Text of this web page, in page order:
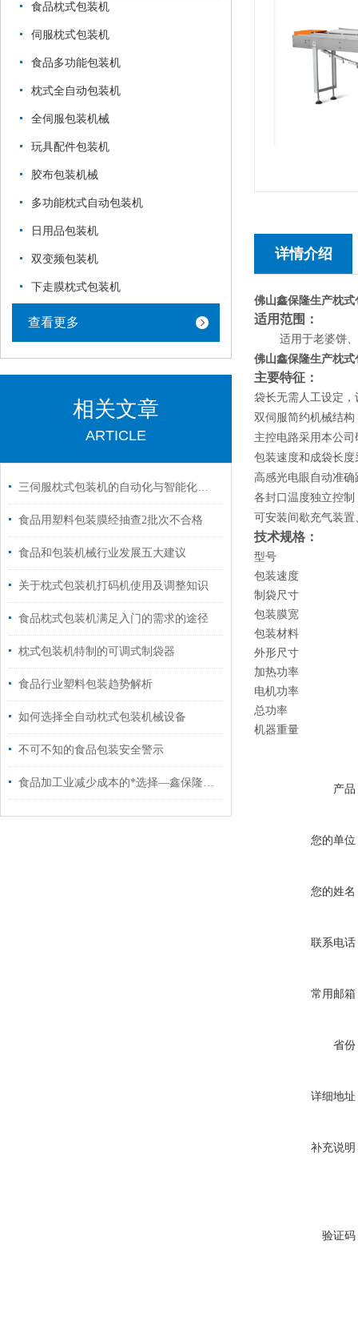
食品枕式包装机
伺服枕式包装机
食品多功能包装机
枕式全自动包装机
全伺服包装机械
玩具配件包装机
胶布包装机械
多功能枕式自动包装机
日用品包装机
双变频包装机
下走膜枕式包装机
查看更多
相关文章
ARTICLE
三伺服枕式包装机的自动化与智能化升级路径
食品用塑料包装膜经抽查2批次不合格
食品和包装机械行业发展五大建议
关于枕式包装机打码机使用及调整知识
食品枕式包装机满足入门的需求的途径
枕式包装机特制的可调式制袋器
食品行业塑料包装趋势解析
如何选择全自动枕式包装机械设备
不可不知的食品包装安全警示
食品加工业减少成本的*选择—鑫保隆包装机械
详情介绍
佛山鑫保隆生产枕
适用范围：
适用于老婆饼
佛山鑫保隆生产枕
主要特征：
袋长无需人工设定
双伺服简约机械结
主控电路采用本公
包装速度和成袋长
高感光电眼自动准确
各封口温度独立控
可安装间歇充气装
技术规格：
型号
包装速度
制袋尺寸
包装膜宽
包装材料
外形尺寸
加热功率
电机功率
总功率
机器重量
产品
您的单位
您的姓名
联系电话
常用邮箱
省份
详细地址
补充说明
验证码